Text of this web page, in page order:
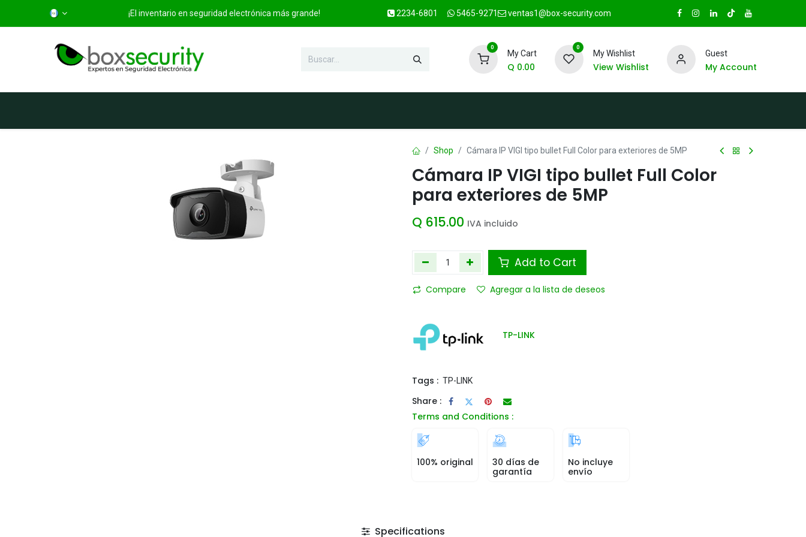
¡El inventario en seguridad electrónica más grande! 2234-6801 5465-9271 ventas1@box-security.com
0
My Cart
Q 0.00
0
My Wishlist
View Wishlist
Guest
My Account
Shop Cámara IP VIGI tipo bullet Full Color para exteriores de 5MP
Cámara IP VIGI tipo bullet Full Color
para exteriores de 5MP
Q 615.00 IVA incluido
Add to Cart
Compare Agregar a la lista de deseos
TP-LINK
Tags : TP-LINK
Share :
Terms and Conditions :
100% original
30 días de
garantía
No incluye
envío
Specifications